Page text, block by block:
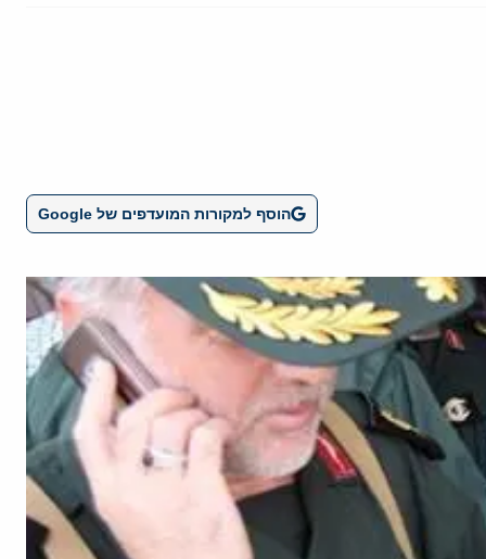
הוסף למקורות המועדפים של Google